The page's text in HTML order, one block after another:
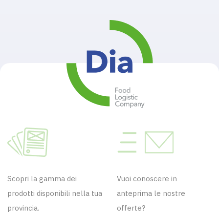
Scopri la gamma dei
prodotti disponibili nella tua
provincia.
Vuoi conoscere in
anteprima le nostre
offerte?